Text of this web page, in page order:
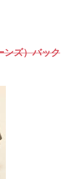
ンズ）バック